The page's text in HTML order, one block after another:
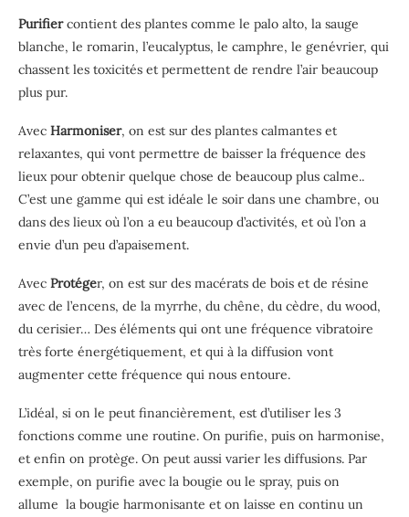
Purifiercontient des plantes comme le palo alto, la sauge
blanche, le romarin, l’eucalyptus, le camphre, le genévrier, qui
chassent les toxicités et permettent de rendre l’air beaucoup
plus pur.
Avec Harmoniser, on est sur des plantes calmantes et
relaxantes, qui vont permettre de baisser la fréquence des
lieux pour obtenir quelque chose de beaucoup plus calme..
C’est une gamme qui est idéale le soir dans une chambre, ou
dans des lieux où l’on a eu beaucoup d’activités, et où l’on a
envie d’un peu d’apaisement.
Avec Protéger, on est sur des macérats de bois et de résine
avec de l’encens, de la myrrhe, du chêne, du cèdre, du wood,
du cerisier… Des éléments qui ont une fréquence vibratoire
très forte énergétiquement, et qui à la diffusion vont
augmenter cette fréquence qui nous entoure.
L’idéal, si on le peut financièrement, est d’utiliser les 3
fonctions comme une routine. On purifie, puis on harmonise,
et enfin on protège. On peut aussi varier les diffusions. Par
exemple, on purifie avec la bougie ou le spray, puis on
allume la bougie harmonisante et on laisse en continu un